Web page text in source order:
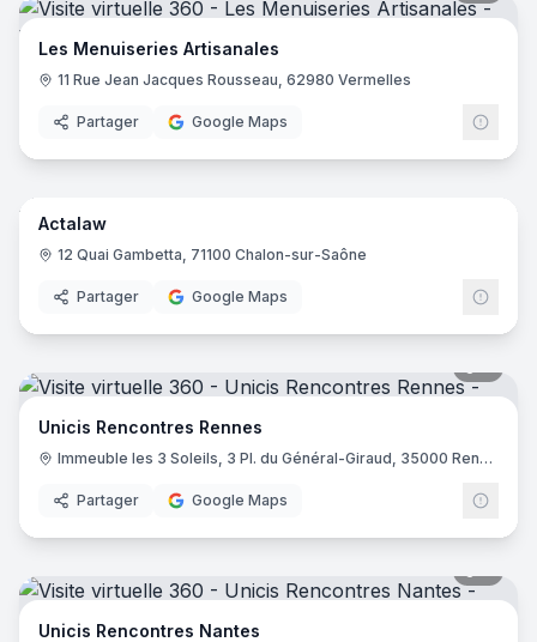
Les Menuiseries Artisanales
11 Rue Jean Jacques Rousseau, 62980 Vermelles
Partager Google Maps
9
Actalaw
12 Quai Gambetta, 71100 Chalon-sur-Saône
Partager Google Maps
Unicis Rencontres Rennes
Immeuble les 3 Soleils, 3 Pl. du Général-Giraud, 35000 Rennes
Partager Google Maps
Unicis Rencontres Nantes